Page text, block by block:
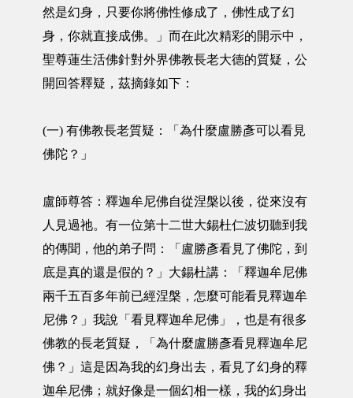
然是幻身，只要你將佛性修成了，佛性成了幻
身，你就直接成佛。」而在此次精彩的開示中，
聖尊蓮生活佛針對外界佛教長老大德的質疑，公
開回答釋疑，茲摘錄如下：
(一) 有佛教長老質疑：「為什麼盧勝彥可以看見
佛陀？」
盧師尊答：釋迦牟尼佛自從涅槃以後，從來沒有
人見過祂。有一位第十二世大錫杜仁波切聽到我
的傳聞，他的弟子問：「盧勝彥看見了佛陀，到
底是真的還是假的？」大錫杜講：「釋迦牟尼佛
兩千五百多年前已經涅槃，怎麼可能看見釋迦牟
尼佛？」我說「看見釋迦牟尼佛」，也是有很多
佛教的長老質疑，「為什麼盧勝彥看見釋迦牟尼
佛？」這是因為我的幻身出去，看見了幻身的釋
迦牟尼佛；就好像是一個幻相一樣，我的幻身出